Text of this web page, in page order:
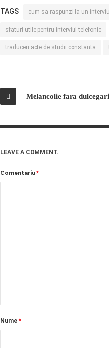
TAGS cum sa raspunzi la un
sfaturi utile pentru interviul telefonic
traduceri acte de studii constanta
Melancolie fara
LEAVE A COMMENT.
Comentariu *
Nume *